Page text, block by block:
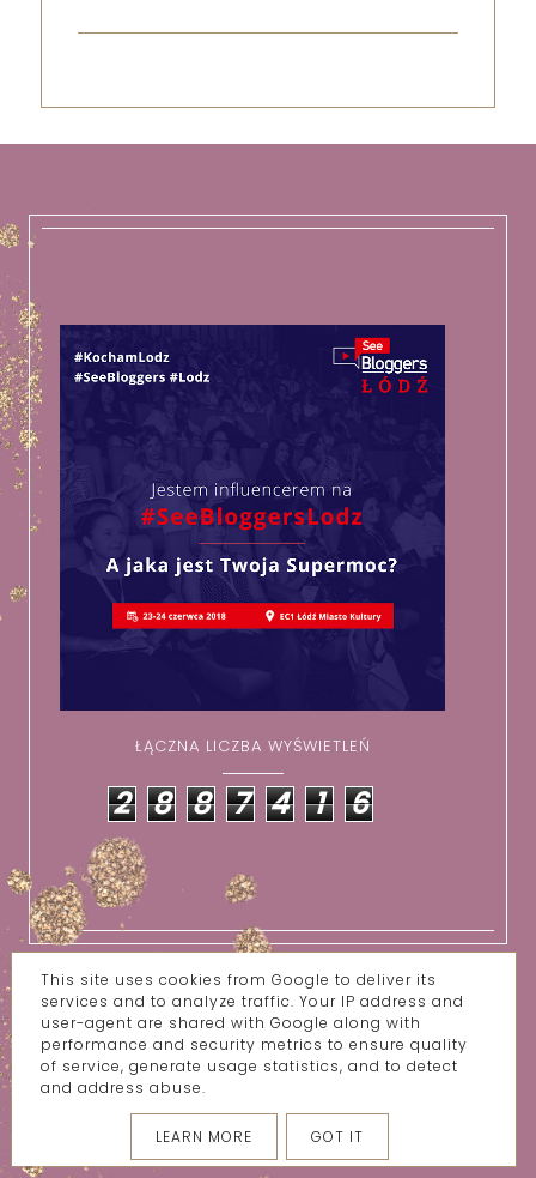
ŁĄCZNA LICZBA WYŚWIETLEŃ
2 8 8 7 4 1 6
KONTAKT/WSPÓŁPRACA O MNIE
This site uses cookies from Google to deliver its
services and to analyze traffic. Your IP address and
user-agent are shared with Google along with
performance and security metrics to ensure quality
of service, generate usage statistics, and to detect
and address abuse.
LEARN MORE GOT IT